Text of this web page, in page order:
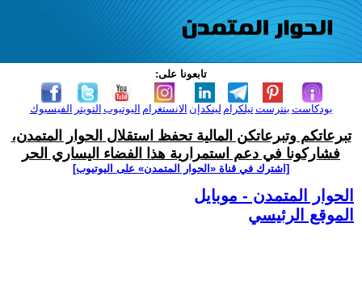
تابعونا على:
الفيسبوك التويتر اليوتيوب الانستغرام لينكدإن تيلكرامبنترست بودكاست
تبرعاتكم وتبرعاتكن المالية تحفظ استقلال الحوار المتمدن،
فشاركونا في دعم استمرارية هذا الفضاء اليساري الحر
[اشترك في قناة ‫«الحوار المتمدن» على اليوتيوب]
الحوار المتمدن - موبايل
الموقع الرئيسي